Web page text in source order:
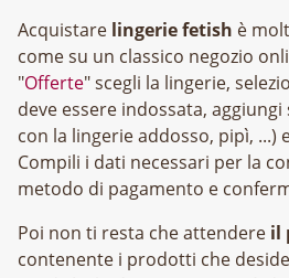
Acquistare lingerie fetish è
come su un classico negozio
"Offerte" scegli la lingerie,
deve essere indossata,
con la lingerie addosso, pipì, ...)
Compili i dati necessari per la
metodo di pagamento e
Poi non ti resta che attendere il
contenente i prodotti che